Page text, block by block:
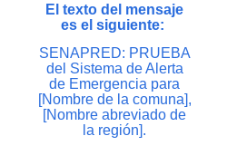
El texto del mensaje
es el siguiente:
SENAPRED: PRUEBA
del Sistema de Alerta
de Emergencia para
[Nombre de la comuna],
[Nombre abreviado de
la región].